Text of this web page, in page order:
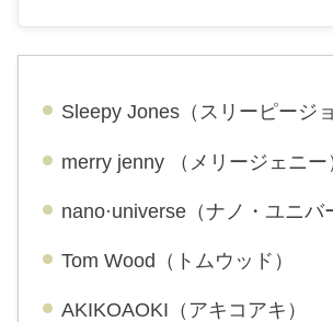
Sleepy Jones（スリーピージ
merry jenny （メリージェニー
nano·universe（ナノ・ユニバ
Tom Wood（トムウッド）
AKIKOAOKI（アキコアキ）